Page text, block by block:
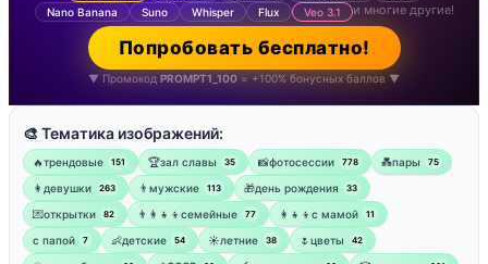
Nano Banana
Suno Whisper Flux Veo 3.1 и многие другие!
Попробовать бесплатно!
▼ Промокод PROMPT1_100 = +100% бонусных баллов ▼
🎨 Тематика изображений:
🔥трендовые 151 🏆зал славы 35 📸фотосессии 778 💑пары 75
👩девушки 263 👨мужские 113 🎁день рождения 33
💌открытки 82 👨‍👩‍👧‍👦семейные 77 👩‍👧‍👦с мамой 11
‍с папой 7 👶детские 54 ☀️летние 38 🌷цветы 42